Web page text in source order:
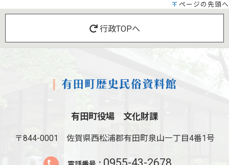
ページの先頭へ
行政TOPへ
有田町役場 文化財課
〒844-0001 佐賀県西松浦郡有田町泉山一丁目4番1号